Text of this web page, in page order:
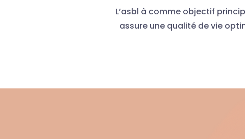
L’asbl à comme objectif
assure une qualité de vie